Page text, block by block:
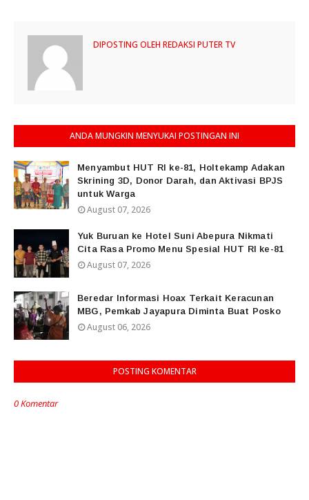
DIPOSTING OLEH REDAKSI PUTER TV
ANDA MUNGKIN MENYUKAI POSTINGAN INI
Menyambut HUT RI ke-81, Holtekamp Adakan
Skrining 3D, Donor Darah, dan Aktivasi BPJS
untuk Warga
August 07, 2026
Yuk Buruan ke Hotel Suni Abepura Nikmati
Cita Rasa Promo Menu Spesial HUT RI ke-81
August 07, 2026
Beredar Informasi Hoax Terkait Keracunan
MBG, Pemkab Jayapura Diminta Buat Posko
August 06, 2026
POSTING KOMENTAR
0 Komentar